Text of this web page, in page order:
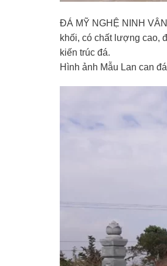
ĐÁ MỸ NGHỆ NINH
khối, có chất lượng cao,
kiến trúc đá.
Hình ảnh Mẫu Lan can